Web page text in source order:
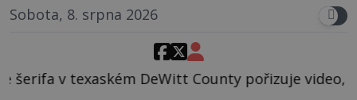
Sobota, 8. srpna 2026
County pořizuje video, na kterém před jeho